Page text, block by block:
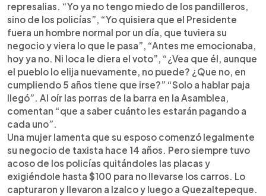
represalias. “Yo ya no tengo miedo de los pandilleros,
sino de los policías”, “Yo quisiera que el Presidente
fuera un hombre normal por un día, que tuviera su
negocio y viera lo que le pasa”, “Antes me emocionaba,
hoy ya no. Ni loca le diera el voto”, “¿Vea que él, aunque
el pueblo lo elija nuevamente, no puede? ¿Que no, en
cumpliendo 5 años tiene que irse?” “Solo a hablar paja
llegó”. Al oír las porras de la barra en la Asamblea,
comentan “que a saber cuánto les estarán pagando a
cada uno”.
Una mujer lamenta que su esposo comenzó legalmente
su negocio de taxista hace 14 años. Pero siempre tuvo
acoso de los policías quitándoles las placas y
exigiéndole hasta $100 para no llevarse los carros. Lo
capturaron y llevaron a Izalco y luego a Quezaltepeque.